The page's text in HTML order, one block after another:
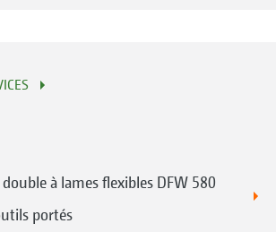
à lames flexibles DFW 580
portés